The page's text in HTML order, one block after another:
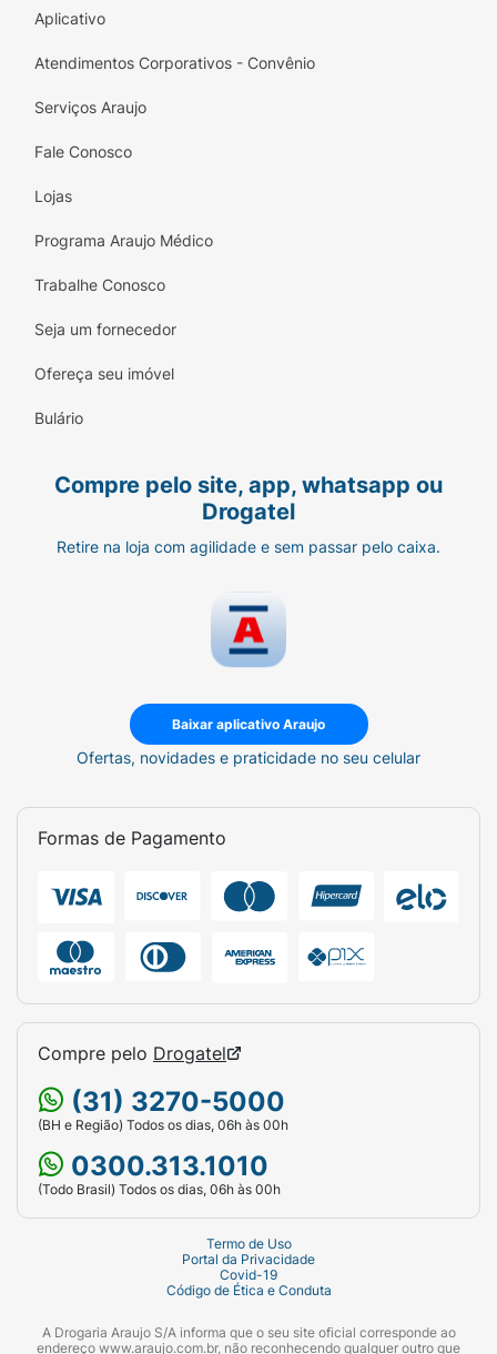
Aplicativo
Atendimentos Corporativos - Convênio
Serviços Araujo
Fale Conosco
Lojas
Programa Araujo Médico
Trabalhe Conosco
Seja um fornecedor
Ofereça seu imóvel
Bulário
Compre pelo site, app, whatsapp ou
Drogatel
Retire na loja com agilidade e sem passar pelo caixa.
Baixar aplicativo Araujo
Ofertas, novidades e praticidade no seu celular
Formas de Pagamento
Compre pelo Drogatel
(31) 3270-5000
(BH e Região) Todos os dias, 06h às 00h
0300.313.1010
(Todo Brasil) Todos os dias, 06h às 00h
Termo de Uso
Portal da Privacidade
Covid-19
Código de Ética e Conduta
A Drogaria Araujo S/A informa que o seu site oficial corresponde ao
endereço www.araujo.com.br, não reconhecendo qualquer outro que